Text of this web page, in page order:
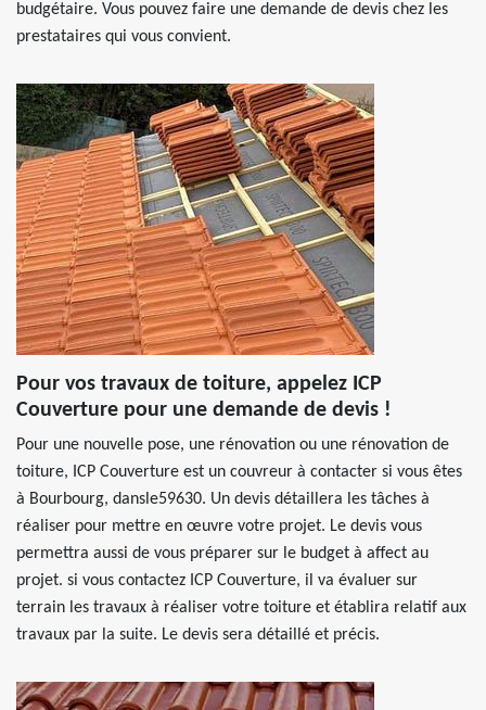
budgétaire. Vous pouvez faire une demande de devis chez les
prestataires qui vous convient.
Pour vos travaux de toiture, appelez ICP
Couverture pour une demande de devis !
Pour une nouvelle pose, une rénovation ou une rénovation de
toiture, ICP Couverture est un couvreur à contacter si vous êtes
à Bourbourg, dansle59630. Un devis détaillera les tâches à
réaliser pour mettre en œuvre votre projet. Le devis vous
permettra aussi de vous préparer sur le budget à affect au
projet. si vous contactez ICP Couverture, il va évaluer sur
terrain les travaux à réaliser votre toiture et établira relatif aux
travaux par la suite. Le devis sera détaillé et précis.